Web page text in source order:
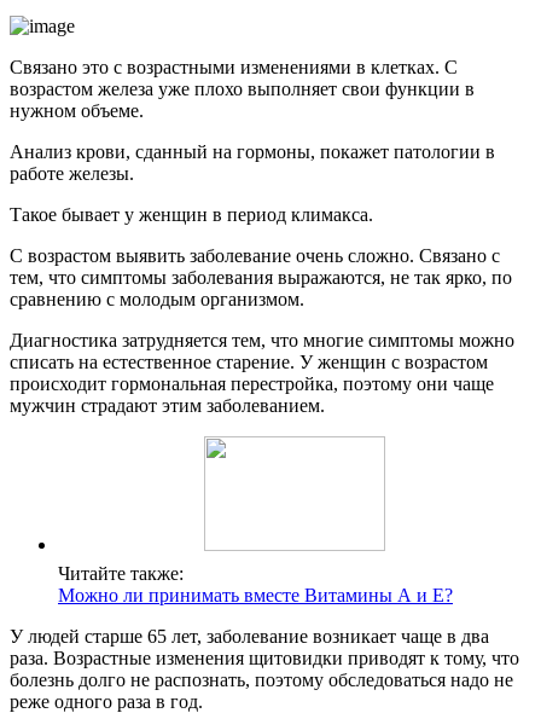
Связано это с возрастными изменениями в клетках. С
возрастом железа уже плохо выполняет свои функции в
нужном объеме.
Анализ крови, сданный на гормоны, покажет патологии в
работе железы.
Такое бывает у женщин в период климакса.
С возрастом выявить заболевание очень сложно. Связано с
тем, что симптомы заболевания выражаются, не так ярко, по
сравнению с молодым организмом.
Диагностика затрудняется тем, что многие симптомы можно
списать на естественное старение. У женщин с возрастом
происходит гормональная перестройка, поэтому они чаще
мужчин страдают этим заболеванием.
Читайте также:
Можно ли принимать вместе Витамины А и Е?
У людей старше 65 лет, заболевание возникает чаще в два
раза. Возрастные изменения щитовидки приводят к тому, что
болезнь долго не распознать, поэтому обследоваться надо не
реже одного раза в год.